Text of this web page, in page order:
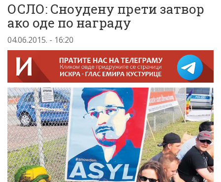
ОСЛО: Сноудену прети затвор
ако оде по награду
04.06.2015. - 16:20